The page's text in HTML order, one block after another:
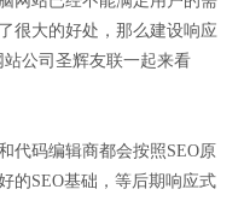
很大的好处，那么建设响应
公司圣辉友联一起来看
码编辑商都会按照SEO原
的SEO基础，等后期响应式